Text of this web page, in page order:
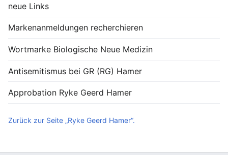
neue Links
Markenanmeldungen recherchieren
Wortmarke Biologische Neue Medizin
Antisemitismus bei GR (RG) Hamer
Approbation Ryke Geerd Hamer
Zurück zur Seite „Ryke Geerd Hamer“.